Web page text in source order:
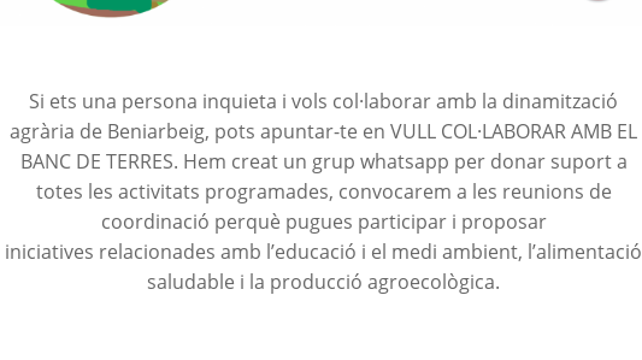
Si ets una persona inquieta i vols col·laborar amb la dinamització
agrària de Beniarbeig, pots apuntar-te en VULL COL·LABORAR AMB EL
BANC DE TERRES. Hem creat un grup whatsapp per donar suport a
totes les activitats programades, convocarem a les reunions de
coordinació perquè pugues participar i proposar
iniciatives relacionades amb l’educació i el medi ambient, l’alimentació
saludable i la producció agroecològica.